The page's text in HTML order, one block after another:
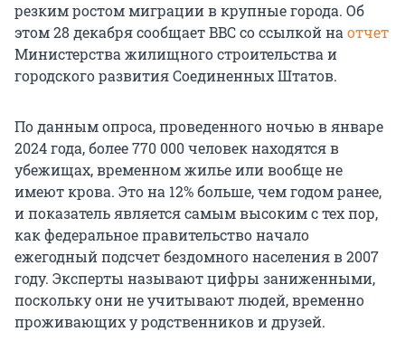
резким ростом миграции в крупные города. Об
этом 28 декабря сообщает BBC со ссылкой на отчет
Министерства жилищного строительства и
городского развития Соединенных Штатов.
По данным опроса, проведенного ночью в январе
2024 года, более 770 000 человек находятся в
убежищах, временном жилье или вообще не
имеют крова. Это на 12% больше, чем годом ранее,
и показатель является самым высоким с тех пор,
как федеральное правительство начало
ежегодный подсчет бездомного населения в 2007
году. Эксперты называют цифры заниженными,
поскольку они не учитывают людей, временно
проживающих у родственников и друзей.